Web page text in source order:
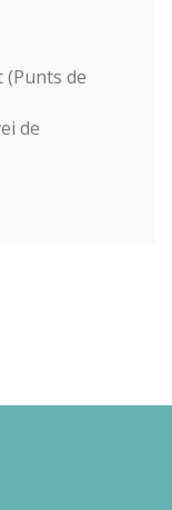
de
de